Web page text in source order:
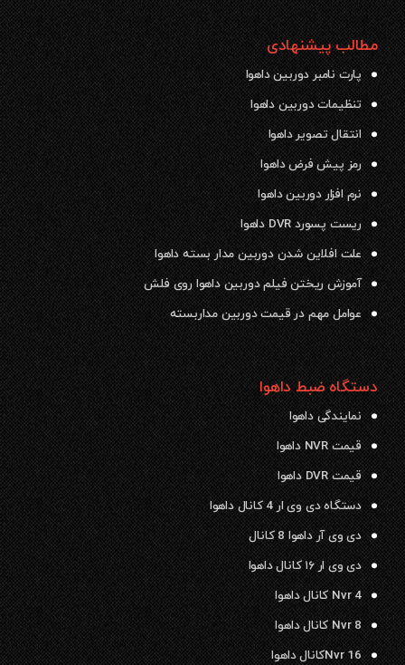
مطالب پیشنهادی
پارت نامبر دوربین داهوا
تنظیمات دوربین داهوا
انتقال تصویر داهوا
رمز پیش فرض داهوا
نرم افزار دوربین داهوا
ریست پسورد DVR داهوا
علت افلاین شدن دوربین مدار بسته داهوا
آموزش ریختن فیلم دوربین داهوا روی فلش
عوامل مهم در قیمت دوربین مداربسته
دستگاه ضبط داهوا
نمایندگی داهوا
قیمت NVR داهوا
قیمت DVR داهوا
دستگاه دی وی ار 4 کانال داهوا
دی وی آر داهوا 8 کانال
دی وی ار ۱۶ کانال داهوا
Nvr 4 کانال داهوا
Nvr 8 کانال داهوا
Nvr 16کانال داهوا